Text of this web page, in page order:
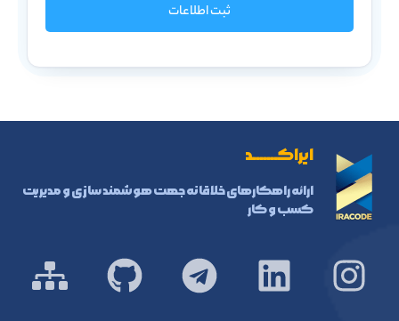
ثبت اطلاعات
ایراکـــــــد
ارائه راهکارهای خلاقانه جهت هوشمند سازی و مدیریت
کسب و کار